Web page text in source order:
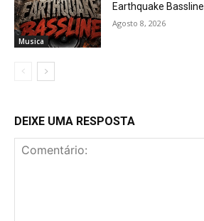
Musica
Earthquake Bassline
Agosto 8, 2026
DEIXE UMA RESPOSTA